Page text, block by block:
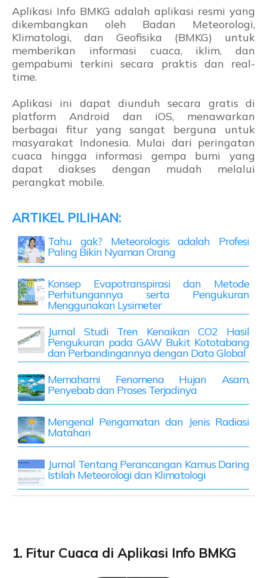
Aplikasi Info BMKG adalah aplikasi resmi yang
dikembangkan oleh Badan Meteorologi,
Klimatologi, dan Geofisika (BMKG) untuk
memberikan informasi cuaca, iklim, dan
gempabumi terkini secara praktis dan real-
time.
Aplikasi ini dapat diunduh secara gratis di
platform Android dan iOS, menawarkan
berbagai fitur yang sangat berguna untuk
masyarakat Indonesia. Mulai dari peringatan
cuaca hingga informasi gempa bumi yang
dapat diakses dengan mudah melalui
perangkat mobile.
Tahu gak? Meteorologis adalah Profesi
Paling Bikin Nyaman Orang
Konsep Evapotranspirasi dan Metode
Perhitungannya serta Pengukuran
Menggunakan Lysimeter
Jurnal Studi Tren Kenaikan CO2 Hasil
Pengukuran pada GAW Bukit Kototabang
dan Perbandingannya dengan Data Global
Memahami Fenomena Hujan Asam,
Penyebab dan Proses Terjadinya
Mengenal Pengamatan dan Jenis Radiasi
Matahari
Jurnal Tentang Perancangan Kamus Daring
Istilah Meteorologi dan Klimatologi
1. Fitur Cuaca di Aplikasi Info BMKG